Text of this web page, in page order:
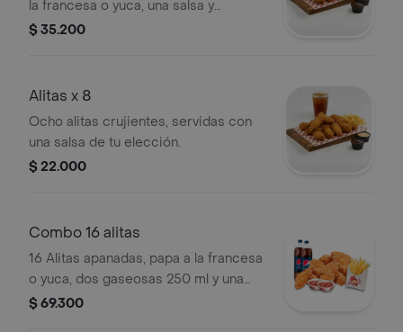
la francesa o yuca, una salsa y
gaseosa 250 ml.
$ 35.200
Alitas x 8
Ocho alitas crujientes, servidas con
una salsa de tu elección.
$ 22.000
Combo 16 alitas
16 Alitas apanadas, papa a la francesa
o yuca, dos gaseosas 250 ml y una
salsa.
$ 69.300